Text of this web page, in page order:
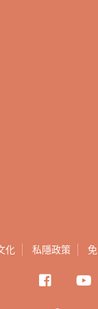
化 私隱政策